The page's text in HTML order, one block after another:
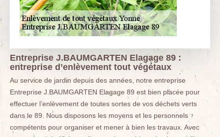
Entreprise J.BAUMGARTEN Elagage 89 :
entreprise d’enlèvement tout végétaux
Au service de jardin depuis des années, notre entreprise
Entreprise J.BAUMGARTEN Elagage 89 est bien placée pour
effectuer l’enlèvement de toutes sortes de vos déchets verts
dans le 89. Nous disposons les moyens et les personnels
compétents pour organiser et mener à bien les travaux. Avec